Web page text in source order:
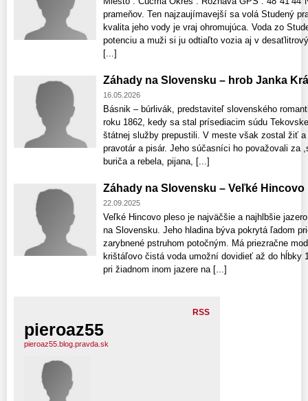
prameňov. Ten najzaujímavejší sa volá Studený
kvalita jeho vody je vraj ohromujúca. Voda zo
potenciu a muži si ju odtiaľto vozia aj v
[...]
Záhady na Slovensku – hrob Janka
16.05.2026
Básnik – búrlivák, predstaviteľ slovenského
roku 1862, kedy sa stal prísediacim súdu
štátnej služby prepustili. V meste však zostal žiť
pravotár a pisár. Jeho súčasníci ho považovali za
buriča a rebela, pijana, [...]
Záhady na Slovensku – Veľké Hincovo
22.09.2025
Veľké Hincovo pleso je najväčšie a najhlbšie
na Slovensku. Jeho hladina býva pokrytá ľadom
zarybnené pstruhom potočným. Má priezračne
krištáľovo čistá voda umožní dovidieť až do hĺbky
pri žiadnom inom jazere na [...]
RSS
pieroaz55
pieroaz55.blog.pravda.sk